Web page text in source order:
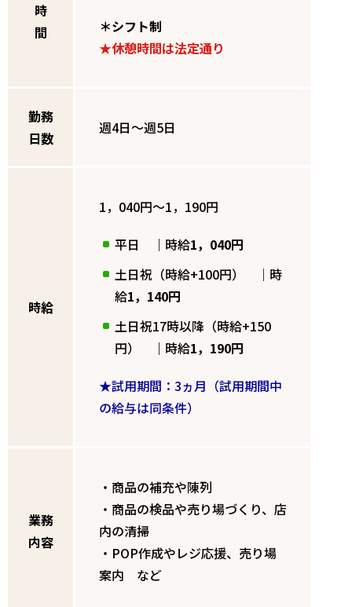
時
間
＊シフト制
★休憩時間は法定通り
勤務
日数
週4日～週5日
時給
1，040円～1，190円
平日 ｜時給1，040円
土日祝（時給+100円） ｜時
給1，140円
土日祝17時以降（時給+150
円） ｜時給1，190円
★試用期間：3ヵ月（試用期間中
の給与は同条件）
業務
内容
・商品の補充や陳列
・商品の検品や売り場づくり、店
内の清掃
・POP作成やレジ応援、売り場
案内 など